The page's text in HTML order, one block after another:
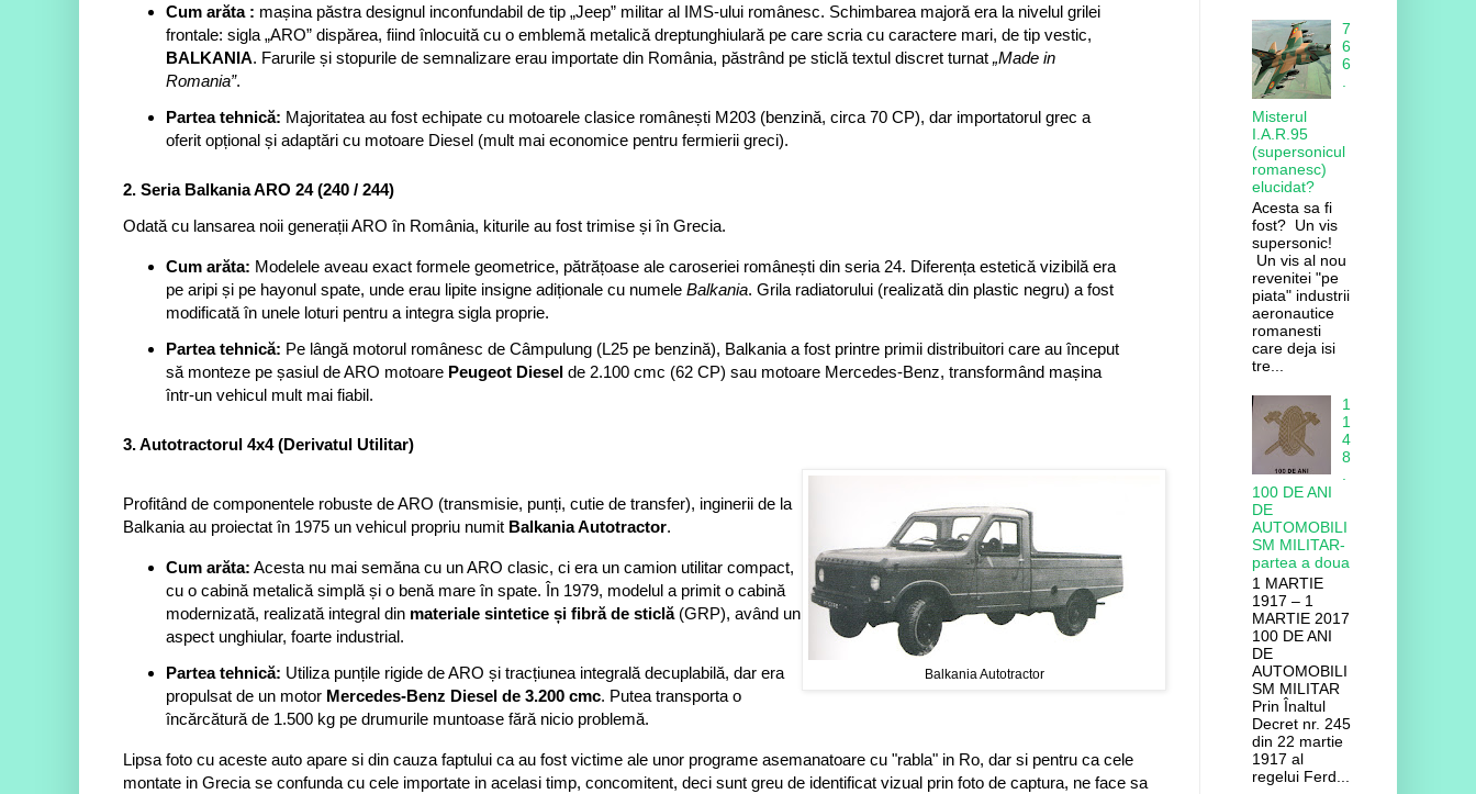
Cum arăta : mașina păstra designul inconfundabil de tip „Jeep” militar al IMS-ului românesc. Schimbarea majoră era la nivelul grilei
frontale: sigla „ARO” dispărea, fiind înlocuită cu o emblemă metalică dreptunghiulară pe care scria cu caractere mari, de tip vestic,
BALKANIA. Farurile și stopurile de semnalizare erau importate din România, păstrând pe sticlă textul discret turnat „Made in
Romania”.
Partea tehnică: Majoritatea au fost echipate cu motoarele clasice românești M203 (benzină, circa 70 CP), dar importatorul grec a
oferit opțional și adaptări cu motoare Diesel (mult mai economice pentru fermierii greci).
2. Seria Balkania ARO 24 (240 / 244)
Odată cu lansarea noii generații ARO în România, kiturile au fost trimise și în Grecia.
Cum arăta: Modelele aveau exact formele geometrice, pătrățoase ale caroseriei românești din seria 24. Diferența estetică vizibilă era
pe aripi și pe hayonul spate, unde erau lipite insigne adiționale cu numele Balkania. Grila radiatorului (realizată din plastic negru) a fost
modificată în unele loturi pentru a integra sigla proprie.
Partea tehnică: Pe lângă motorul românesc de Câmpulung (L25 pe benzină), Balkania a fost printre primii distribuitori care au început
să monteze pe șasiul de ARO motoare Peugeot Dieselde 2.100 cmc (62 CP) sau motoare Mercedes-Benz, transformând mașina
într-un vehicul mult mai fiabil.
3. Autotractorul 4x4 (Derivatul Utilitar)
Balkania Autotractor
Profitând de componentele robuste de ARO (transmisie, punți, cutie de transfer), inginerii de la
Balkania au proiectat în 1975 un vehicul propriu numit Balkania Autotractor.
Cum arăta: Acesta nu mai semăna cu un ARO clasic, ci era un camion utilitar compact,
cu o cabină metalică simplă și o benă mare în spate. În 1979, modelul a primit o cabină
modernizată, realizată integral din materiale sintetice și fibră de sticlă(GRP), având un
aspect unghiular, foarte industrial.
Partea tehnică: Utiliza punțile rigide de ARO și tracțiunea integrală decuplabilă, dar era
propulsat de un motor Mercedes-Benz Diesel de 3.200 cmc. Putea transporta o
încărcătură de 1.500 kg pe drumurile muntoase fără nicio problemă.
Lipsa foto cu aceste auto apare si din cauza faptului ca au fost victime ale unor programe asemanatoare cu "rabla" in Ro, dar si pentru ca cele
montate in Grecia se confunda cu cele importate in acelasi timp, concomitent, deci sunt greu de identificat vizual prin foto de captura, ne face sa
7
6
6
Misterul
I.A.R.95
(supersonicul
romanesc)
elucidat?
Acesta sa fi
fost? Un vis
supersonic!
Un vis al nou
revenitei "pe
piata" industrii
aeronautice
romanesti
care deja isi
tre...
1
1
4
8
.
100 DE ANI
DE
AUTOMOBILI
SM MILITAR-
partea a doua
1 MARTIE
1917 – 1
MARTIE 2017
100 DE ANI
DE
AUTOMOBILI
SM MILITAR
Prin Înaltul
Decret nr. 245
din 22 martie
1917 al
regelui Ferd...